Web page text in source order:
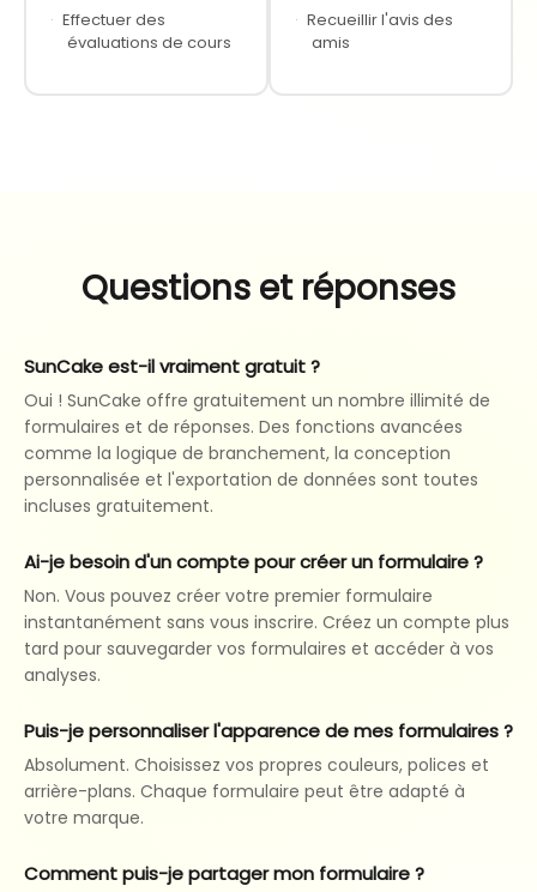
· Effectuer des
évaluations de cours
· Recueillir l'avis des
amis
Questions et réponses
SunCake est-il vraiment gratuit ?
Oui ! SunCake offre gratuitement un nombre illimité de
formulaires et de réponses. Des fonctions avancées
comme la logique de branchement, la conception
personnalisée et l'exportation de données sont toutes
incluses gratuitement.
Ai-je besoin d'un compte pour créer un formulaire ?
Non. Vous pouvez créer votre premier formulaire
instantanément sans vous inscrire. Créez un compte plus
tard pour sauvegarder vos formulaires et accéder à vos
analyses.
Puis-je personnaliser l'apparence de mes formulaires ?
Absolument. Choisissez vos propres couleurs, polices et
arrière-plans. Chaque formulaire peut être adapté à
votre marque.
Comment puis-je partager mon formulaire ?